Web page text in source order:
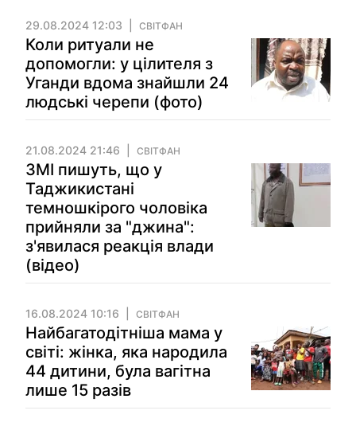
29.08.2024 12:03 СВІТФАН
Коли ритуали не
допомогли: у цілителя з
Уганди вдома знайшли 24
людські черепи (фото)
21.08.2024 21:46 СВІТФАН
ЗМІ пишуть, що у
Таджикистані
темношкірого чоловіка
прийняли за "джина":
з'явилася реакція влади
(відео)
16.08.2024 10:16 СВІТФАН
Найбагатодітніша мама у
світі: жінка, яка народила
44 дитини, була вагітна
лише 15 разів